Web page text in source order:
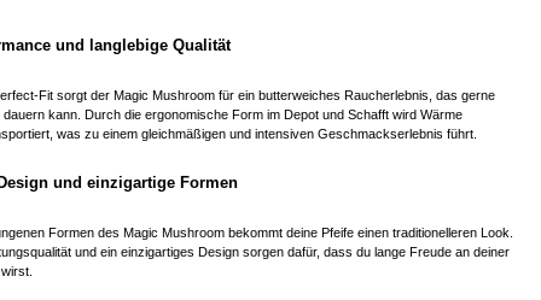
und langlebige Qualität
Fit sorgt der Magic Mushroom für ein butterweiches Raucherlebnis, das gerne
dauern kann. Durch die ergonomische Form im Depot und Schafft wird Wärme
was zu einem gleichmäßigen und intensiven Geschmackserlebnis führt.
und einzigartige Formen
Formen des Magic Mushroom bekommt deine Pfeife einen traditionelleren Look.
und ein einzigartiges Design sorgen dafür, dass du lange Freude an deiner